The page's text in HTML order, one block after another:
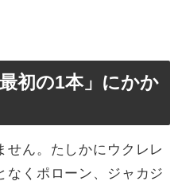
初の1本」にかか
せん。たしかにウクレレ
なくポローン、ジャカジ